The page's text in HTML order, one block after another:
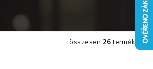
összesen 26termék